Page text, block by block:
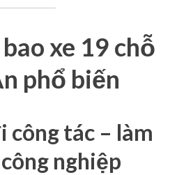
xe 19 chỗ
phổ biến
công tác – làm
nghiệp